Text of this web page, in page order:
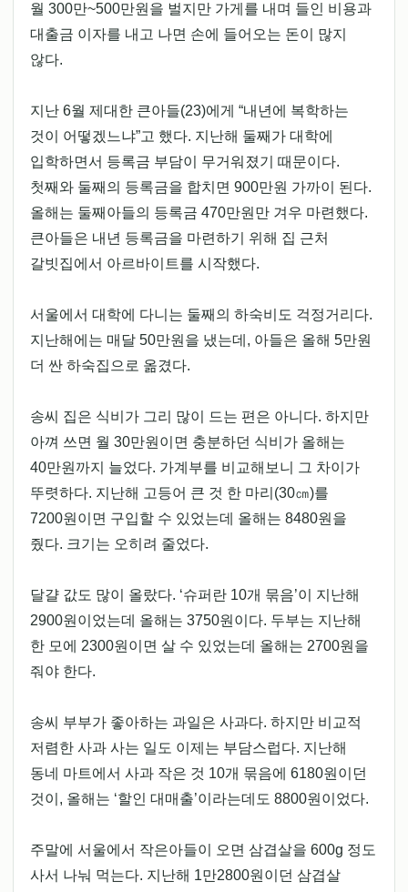
월 300만~500만원을 벌지만 가게를 내며 들인 비용과
대출금 이자를 내고 나면 손에 들어오는 돈이 많지
않다.
지난 6월 제대한 큰아들(23)에게 “내년에 복학하는
것이 어떻겠느냐”고 했다. 지난해 둘째가 대학에
입학하면서 등록금 부담이 무거워졌기 때문이다.
첫째와 둘째의 등록금을 합치면 900만원 가까이 된다.
올해는 둘째아들의 등록금 470만원만 겨우 마련했다.
큰아들은 내년 등록금을 마련하기 위해 집 근처
갈빗집에서 아르바이트를 시작했다.
서울에서 대학에 다니는 둘째의 하숙비도 걱정거리다.
지난해에는 매달 50만원을 냈는데, 아들은 올해 5만원
더 싼 하숙집으로 옮겼다.
송씨 집은 식비가 그리 많이 드는 편은 아니다. 하지만
아껴 쓰면 월 30만원이면 충분하던 식비가 올해는
40만원까지 늘었다. 가계부를 비교해보니 그 차이가
뚜렷하다. 지난해 고등어 큰 것 한 마리(30㎝)를
7200원이면 구입할 수 있었는데 올해는 8480원을
줬다. 크기는 오히려 줄었다.
달걀 값도 많이 올랐다. ‘슈퍼란 10개 묶음’이 지난해
2900원이었는데 올해는 3750원이다. 두부는 지난해
한 모에 2300원이면 살 수 있었는데 올해는 2700원을
줘야 한다.
송씨 부부가 좋아하는 과일은 사과다. 하지만 비교적
저렴한 사과 사는 일도 이제는 부담스럽다. 지난해
동네 마트에서 사과 작은 것 10개 묶음에 6180원이던
것이, 올해는 ‘할인 대매출’이라는데도 8800원이었다.
주말에 서울에서 작은아들이 오면 삼겹살을 600g 정도
사서 나눠 먹는다. 지난해 1만2800원이던 삼겹살